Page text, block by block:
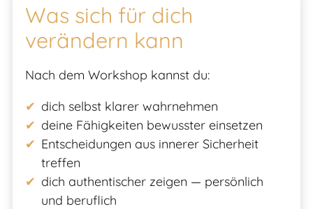
Was sich für dich
verändern kann
Nach dem Workshop kannst du:
dich selbst klarer wahrnehmen
deine Fähigkeiten bewusster einsetzen
Entscheidungen aus innerer Sicherheit
treffen
dich authentischer zeigen — persönlich
und beruflich